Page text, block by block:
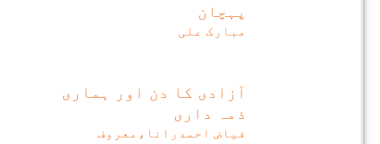
پہچان
مبارک علی
آزادی کا دن اور ہماری
ذمہ داری
فیاض احمدرانا،معروف